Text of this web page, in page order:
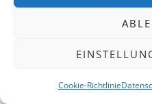
Cookie-Richtlinie